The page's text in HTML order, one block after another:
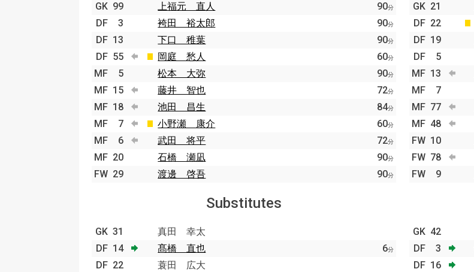
GK 99 上福元 直人 90分
DF 3 袴田 裕太郎 90分
DF 13 下口 稚葉 90分
DF 55 岡庭 愁人 60分
MF 5 松本 大弥 90分
MF 15 藤井 智也 72分
MF 18 池田 昌生 84分
MF 7 小野瀬 康介 60分
MF 6 武田 将平 72分
MF 20 石橋 瀬凪 90分
FW 29 渡邊 啓吾 90分
Substitutes
GK 31
真田 幸太
DF 14 髙橋 直也 6分
DF 22
蓑田 広大
GK 21
DF 22
DF 19
DF 5
MF 13
MF 7
MF 77
MF 48
FW 10
FW 78
FW 9
GK 42
DF
3
DF 16